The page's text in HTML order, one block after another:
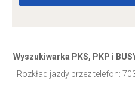
Wyszukiwarka PKS, PKP i
Rozkład jazdy przez telefon: